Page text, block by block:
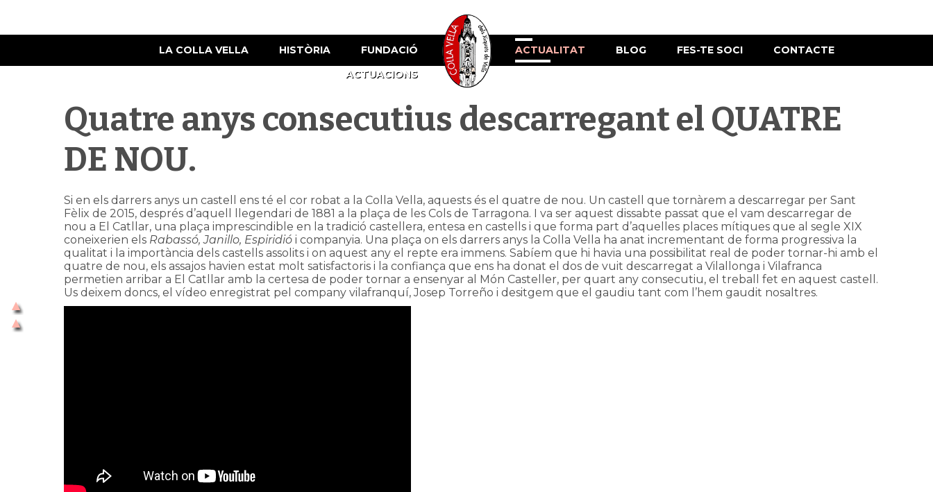
LA COLLA VELLA HISTÒRIA
FUNDACIÓ
ACTUACIONS
ACTUALITAT BLOG FES-TE SOCI CONTACTE
Quatre anys consecutius descarregant el QUATRE
DE NOU.
Si en els darrers anys un castell ens té el cor robat a la Colla Vella, aquests és el quatre de nou. Un castell que tornàrem a descarregar per Sant
Fèlix de 2015, després d’aquell llegendari de 1881 a la plaça de les Cols de Tarragona. I va ser aquest dissabte passat que el vam descarregar de
nou a El Catllar, una plaça imprescindible en la tradició castellera, entesa en castells i que forma part d’aquelles places mítiques que al segle XIX
coneixerien els Rabassó, Janillo, Espiridió i companyia. Una plaça on els darrers anys la Colla Vella ha anat incrementant de forma progressiva la
qualitat i la importància dels castells assolits i on aquest any el repte era immens. Sabíem que hi havia una possibilitat real de poder tornar-hi amb el
quatre de nou, els assajos havien estat molt satisfactoris i la confiança que ens ha donat el dos de vuit descarregat a Vilallonga i Vilafranca
permetien arribar a El Catllar amb la certesa de poder tornar a ensenyar al Món Casteller, per quart any consecutiu, el treball fet en aquest castell.
Us deixem doncs, el vídeo enregistrat pel company vilafranquí, Josep Torreño i desitgem que el gaudiu tant com l’hem gaudit nosaltres.